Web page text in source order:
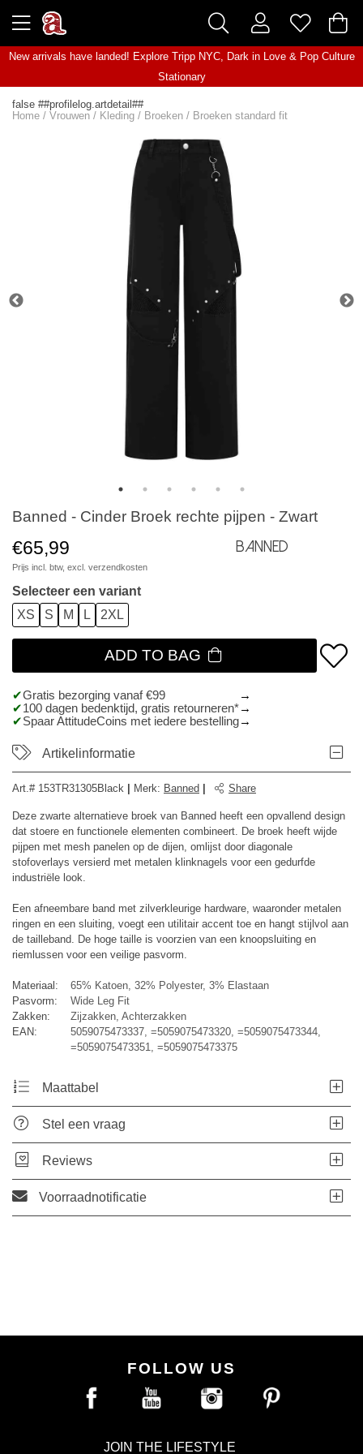
New arrivals have landed! Explore Tripp NYC, Dark in Love& Pop Culture
Stationary
false ##profilelog.artdetail##
Home / Vrouwen / Kleding / Broeken / Broeken standard fit
Banned - Cinder Broek rechte pijpen - Zwart
€65,99
Prijs incl. btw, excl. verzendkosten
Banned
Selecteer een variant
XS
S M L 2XL
ADD TO BAG
Gratis bezorging vanaf €99
100 dagen bedenktijd, gratis retourneren*
Spaar AttitudeCoins met iedere bestelling
Artikelinformatie
Art.# 153TR31305Black Merk: Banned Share
Deze zwarte alternatieve broek van Banned heeft een opvallend design
dat stoere en functionele elementen combineert. De broek heeft wijde
pijpen met mesh panelen op de dijen, omlijst door diagonale
stofoverlays versierd met metalen klinknagels voor een gedurfde
industriële look.
Een afneembare band met zilverkleurige hardware, waaronder metalen
ringen en een sluiting, voegt een utilitair accent toe en hangt stijlvol aan
de tailleband. De hoge taille is voorzien van een knoopsluiting en
riemlussen voor een veilige pasvorm.
Materiaal:
65% Katoen, 32% Polyester, 3% Elastaan
Pasvorm:
Wide Leg Fit
Zakken:
Zijzakken, Achterzakken
EAN:
5059075473337, =5059075473320, =5059075473344,
=5059075473351, =5059075473375
Maattabel
Stel een vraag
Reviews
Voorraadnotificatie
FOLLOW US
JOIN THE LIFESTYLE